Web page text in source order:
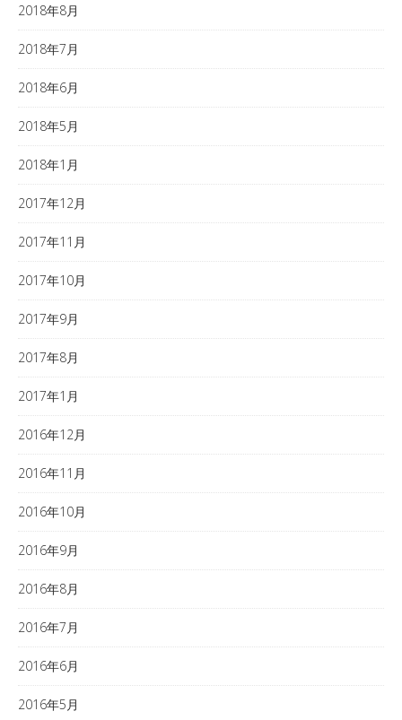
2018年8月
2018年7月
2018年6月
2018年5月
2018年1月
2017年12月
2017年11月
2017年10月
2017年9月
2017年8月
2017年1月
2016年12月
2016年11月
2016年10月
2016年9月
2016年8月
2016年7月
2016年6月
2016年5月